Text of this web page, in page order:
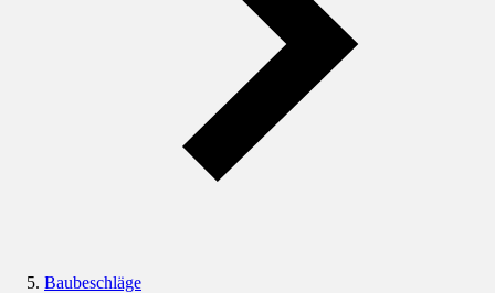
Baubeschläge